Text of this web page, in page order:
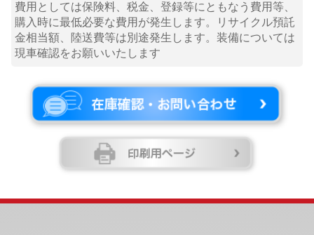
費用としては保険料、税金、登録等にともなう費用等、
購入時に最低必要な費用が発生します。リサイクル預託
金相当額、陸送費等は別途発生します。装備については
現車確認をお願いいたします